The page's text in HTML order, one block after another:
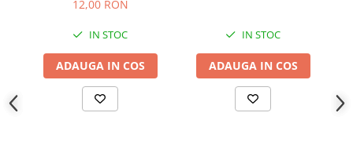
12,00 RON
IN STOC
ADAUGA IN COS
IN STOC
ADAUGA IN COS